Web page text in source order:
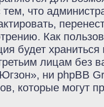
тем, что
Как
будет
лицам без
ни phpBB
которые могут